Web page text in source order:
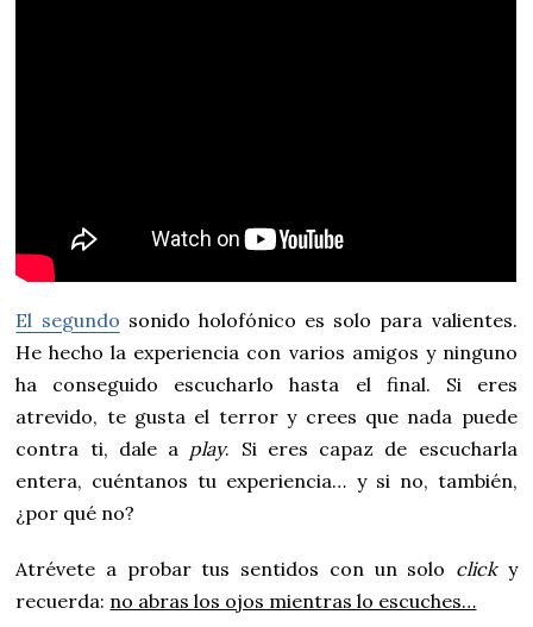
El segundo sonido holofónico es solo para valientes.
He hecho la experiencia con varios amigos y ninguno
ha conseguido escucharlo hasta el final. Si eres
atrevido, te gusta el terror y crees que nada puede
contra ti, dale a play. Si eres capaz de escucharla
entera, cuéntanos tu experiencia… y si no, también,
¿por qué no?
Atrévete a probar tus sentidos con un solo click y
recuerda: no abras los ojos mientras lo escuches…